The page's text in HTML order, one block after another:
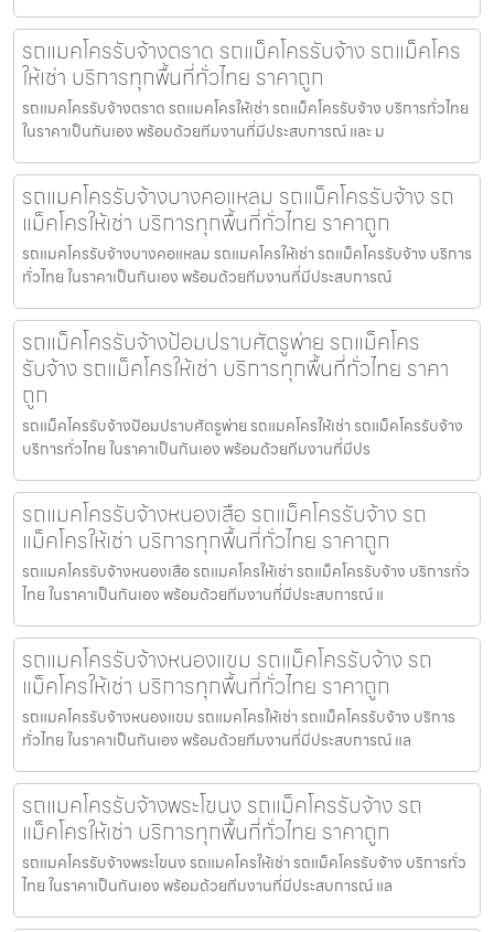
รถแมคโครรับจ้างตราด รถแม็คโครรับจ้าง รถแม็คโคร
ให้เช่า บริการทุกพื้นที่ทั่วไทย ราคาถูก
รถแมคโครรับจ้างตราด รถแมคโครให้เช่า รถแม็คโครรับจ้าง บริการทั่วไทย
ในราคาเป็นกันเอง พร้อมด้วยทีมงานที่มีประสบการณ์ และ ม
รถแมคโครรับจ้างบางคอแหลม รถแม็คโครรับจ้าง รถ
แม็คโครให้เช่า บริการทุกพื้นที่ทั่วไทย ราคาถูก
รถแมคโครรับจ้างบางคอแหลม รถแมคโครให้เช่า รถแม็คโครรับจ้าง บริการ
ทั่วไทย ในราคาเป็นกันเอง พร้อมด้วยทีมงานที่มีประสบการณ์
รถแม็คโครรับจ้างป้อมปราบศัตรูพ่าย รถแม็คโคร
รับจ้าง รถแม็คโครให้เช่า บริการทุกพื้นที่ทั่วไทย ราคา
ถูก
รถแม็คโครรับจ้างป้อมปราบศัตรูพ่าย รถแมคโครให้เช่า รถแม็คโครรับจ้าง
บริการทั่วไทย ในราคาเป็นกันเอง พร้อมด้วยทีมงานที่มีปร
รถแมคโครรับจ้างหนองเสือ รถแม็คโครรับจ้าง รถ
แม็คโครให้เช่า บริการทุกพื้นที่ทั่วไทย ราคาถูก
รถแมคโครรับจ้างหนองเสือ รถแมคโครให้เช่า รถแม็คโครรับจ้าง บริการทั่ว
ไทย ในราคาเป็นกันเอง พร้อมด้วยทีมงานที่มีประสบการณ์ แ
รถแมคโครรับจ้างหนองแขม รถแม็คโครรับจ้าง รถ
แม็คโครให้เช่า บริการทุกพื้นที่ทั่วไทย ราคาถูก
รถแมคโครรับจ้างหนองแขม รถแมคโครให้เช่า รถแม็คโครรับจ้าง บริการ
ทั่วไทย ในราคาเป็นกันเอง พร้อมด้วยทีมงานที่มีประสบการณ์ แล
รถแมคโครรับจ้างพระโขนง รถแม็คโครรับจ้าง รถ
แม็คโครให้เช่า บริการทุกพื้นที่ทั่วไทย ราคาถูก
รถแมคโครรับจ้างพระโขนง รถแมคโครให้เช่า รถแม็คโครรับจ้าง บริการทั่ว
ไทย ในราคาเป็นกันเอง พร้อมด้วยทีมงานที่มีประสบการณ์ แล